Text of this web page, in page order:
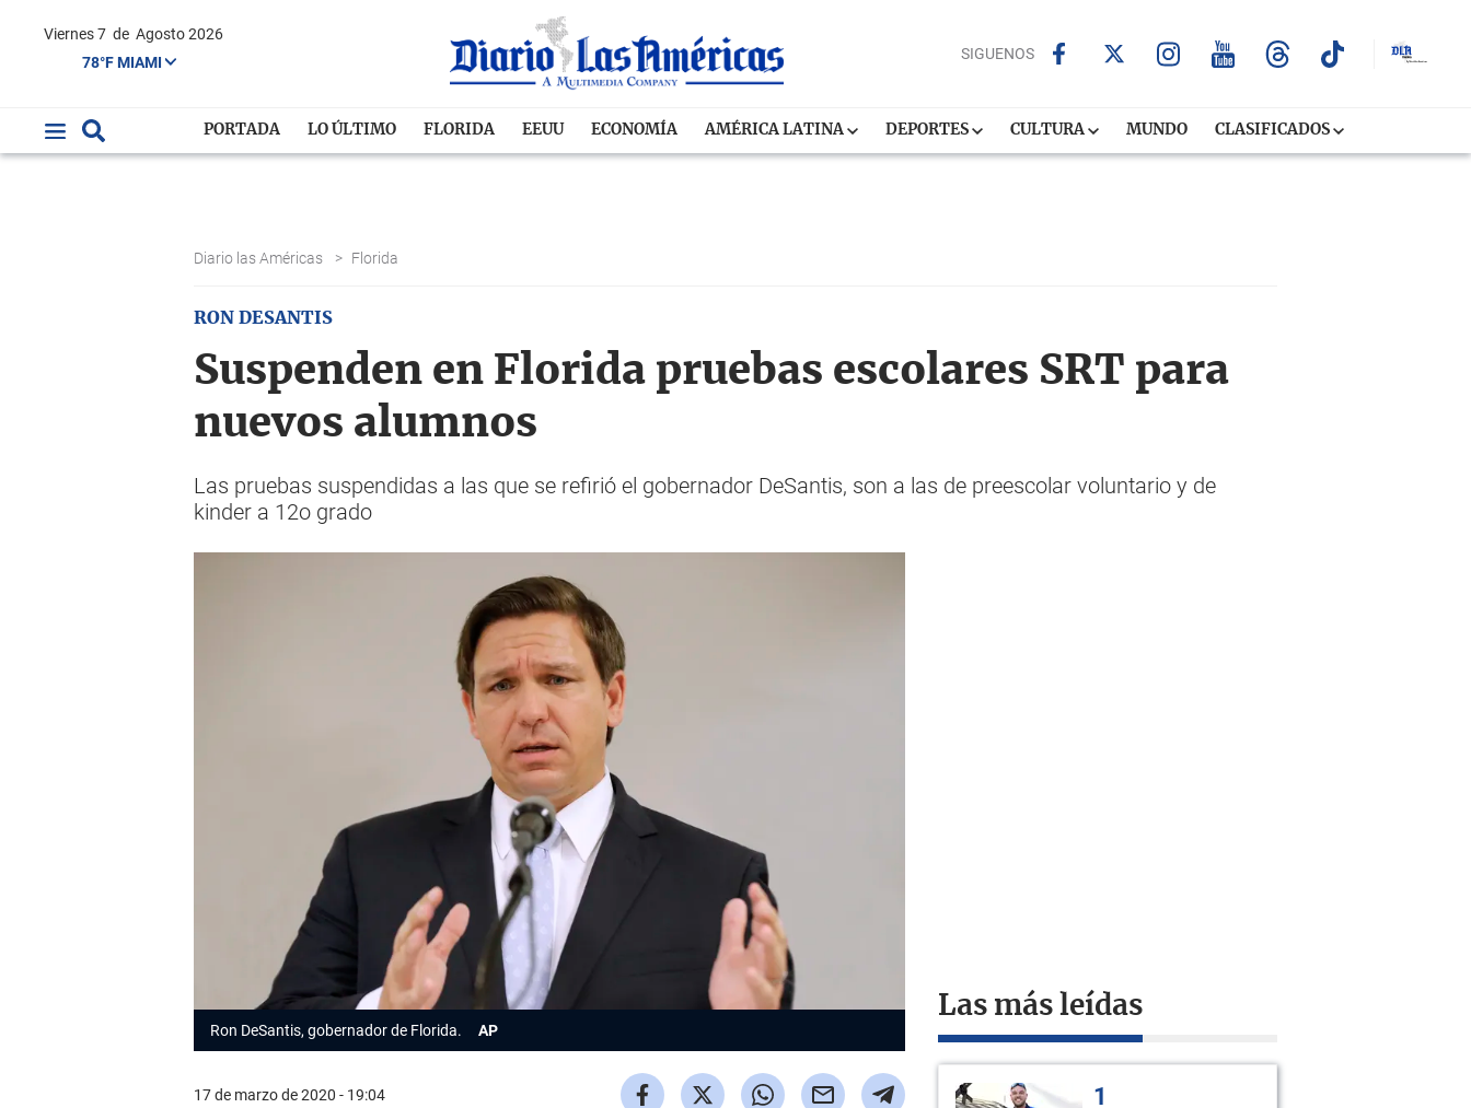
Viernes 7 de Agosto 2026
78°F MIAMI
SIGUENOS
PORTADA LO ÚLTIMO FLORIDA EEUU ECONOMÍA AMÉRICA LATINA DEPORTES CULTURA MUNDO CLASIFICADOS
Diario las Américas > Florida
RON DESANTIS
Suspenden en Florida pruebas escolares SRT para
nuevos alumnos
Las pruebas suspendidas a las que se refirió el gobernador DeSantis, son a las de preescolar voluntario y de
kinder a 12o grado
Ron DeSantis, gobernador de Florida. AP
17 de marzo de 2020 - 19:04
Las más leídas